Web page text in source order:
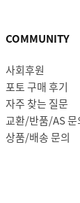
COMMUNITY
사회후원
포토 구매 후기
자주 찾는 질문
교환/반품/AS 문
상품/배송 문의